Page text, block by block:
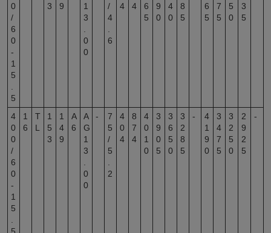
0
/
6
0
-
1
5
5
3
9
1
3
0
0
/
4
6
4
4
6
5
9
0
4
0
8
5
6
5
7
5
5
0
3
5
4
0
0
/
6
0
-
1
5
5
1
6
T
L
1
5
3
1
4
9
A
6
A
G
1
3
0
0
-
7
5
/
5
2
4
0
4
8
7
4
4
0
1
0
3
9
0
5
3
6
5
0
3
2
8
5
-
4
1
9
0
3
4
7
5
3
2
5
0
2
9
2
5
-